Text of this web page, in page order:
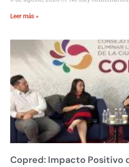
Leer más »
Copred: Impacto Positivo